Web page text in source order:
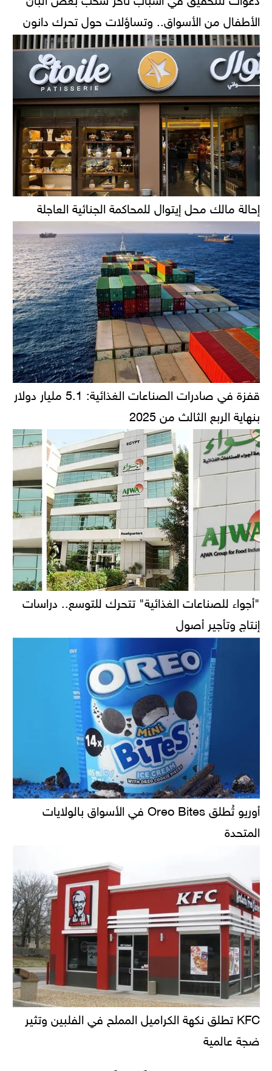
الأطفال من الأسواق.. وتساؤلات حول تحرك دانون
إحالة مالك محل إيتوال للمحاكمة الجنائية العاجلة
قفزة في صادرات الصناعات الغذائية: 5.1 مليار دولار
بنهاية الربع الثالث من 2025
"أجواء للصناعات الغذائية" تتحرك للتوسع.. دراسات
إنتاج وتأجير أصول
أوريو تُطلق Oreo Bites في الأسواق بالولايات
المتحدة
KFC تطلق نكهة الكراميل المملح في الفلبين وتثير
ضجة عالمية